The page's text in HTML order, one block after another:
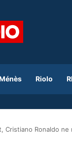
Riolo
Cristiano Ronaldo ne